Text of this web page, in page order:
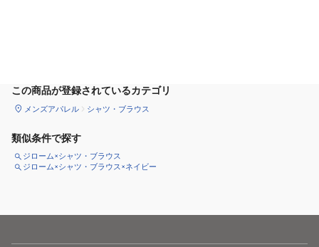
この商品が登録されているカテゴリ
メンズアパレル シャツ・ブラウス
類似条件で探す
ジローム×シャツ・ブラウス
ジローム×シャツ・ブラウス×ネイビー